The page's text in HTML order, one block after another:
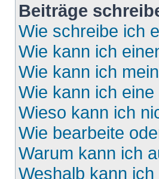
Beiträge
Wie schreibe ich
Wie kann ich
Wie kann ich
Wie kann ich
Wieso kann ich
Wie bearbeite
Warum kann ich
Weshalb kann